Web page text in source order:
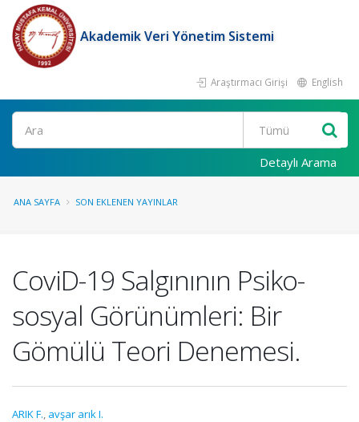
Akademik Veri Yönetim Sistemi
Araştırmacı Girişi English
Ara
Detaylı Arama
ANA SAYFA SON EKLENEN YAYINLAR
CoviD-19 Salgınının Psiko-
sosyal Görünümleri: Bir
Gömülü Teori Denemesi.
ARIK F., avşar arık I.